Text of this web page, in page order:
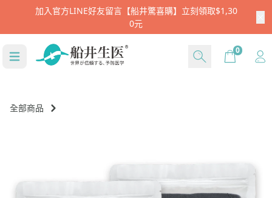
加入官方LINE好友留言【船井驚喜購】立刻領取$1,30
0元
Cart0
全部商品